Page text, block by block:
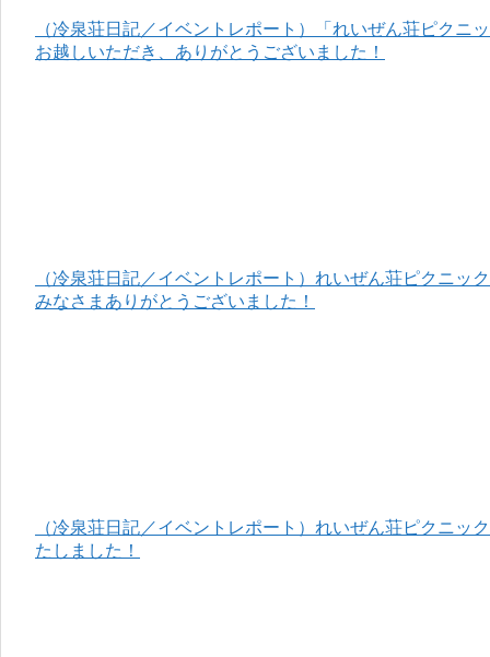
（冷泉荘日記／イベントレポート）「れいぜん荘ピクニ
お越しいただき、ありがとうございました！
（冷泉荘日記／イベントレポート）れいぜん荘ピクニッ
みなさまありがとうございました！
（冷泉荘日記／イベントレポート）れいぜん荘ピクニッ
たしました！